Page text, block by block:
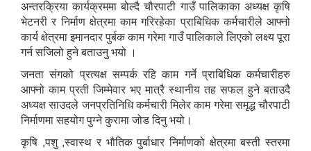
अन्तरक्रिया कार्यक्रममा बोल्दै चौरपाटी गाउँ पालिकाका अध्यक्ष कृषि
भेटनरी र निर्माण क्षेत्रमा काम गरिरहेका प्राबिधिक कर्मचारीले आफ्नो
कार्य क्षेत्रमा इमानदार पुर्बक काम गरेमा गाउँ पालिकाले लिएको लक्ष्य पूरा
गर्न सजिलो हुने बताउनु भयो ।
जनता संगको प्रत्यक्ष सम्पर्क रहि काम गर्ने प्राबिधिक कर्मचारीहरु
आफ्नो काम प्रती जिम्मेवार भए मात्रै स्थानीय तह सफल हुने बताउदै
अध्यक्ष साउदले जनप्रतिनिधि कर्मचारी मिलेर काम गरेमा समृद्ध चौरपाटी
निर्माणमा सहयोग पुग्ने कुरामा जोड दिनु भयो।
कृषि ,पशु ,स्वास्थ र भौतिक पुर्बाधार निर्माणको क्षेत्रमा बस्ती स्तरमा